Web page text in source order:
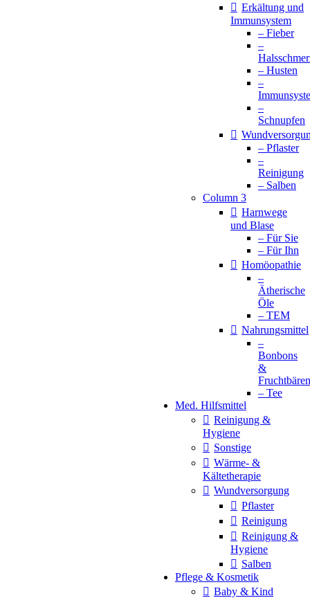
Erkältung und
Immunsystem
– Fieber
–
– Husten
–
–
Schnupfen
– Pflaster
–
Reinigung
– Salben
Column 3
Harnwege
und Blase
– Für Sie
– Für Ihn
Homöopathie
–
Ätherische
Öle
– TEM
Nahrungsmittel
–
Bonbons
&
Fruchtbären
– Tee
Med. Hilfsmittel
Reinigung &
Hygiene
Sonstige
Wärme- &
Kältetherapie
Wundversorgung
Pflaster
Reinigung
Reinigung &
Hygiene
Salben
Pflege & Kosmetik
Baby & Kind